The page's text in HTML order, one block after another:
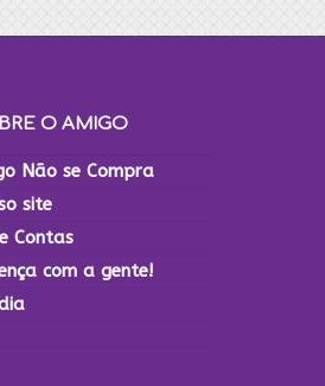
O AMIGO
Não se Compra
site
Contas
com a gente!